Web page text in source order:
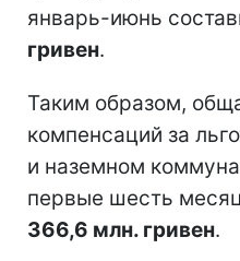
январь-июнь
гривен.
Таким образом,
компенсаций за
и наземном
первые шесть
366,6 млн. гривен.